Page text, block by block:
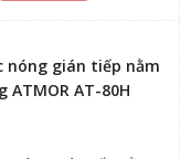
Bảo hành 2 Năm Phụ
cấp inox (40cm) Tính
của máy nước nóng
nóng gián tiếp nằm
ATMOR AT-80H